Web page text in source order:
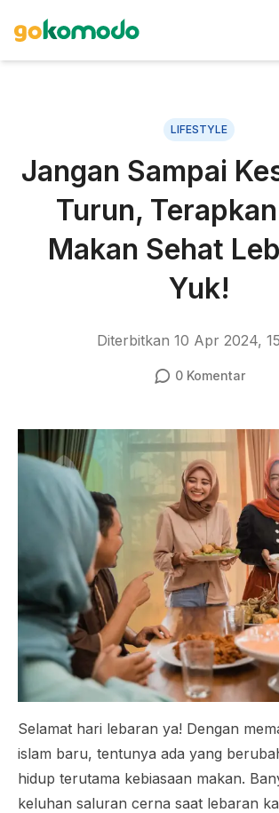
LIFESTYLE
Jangan Sampai
Turun,
Makan Sehat
Yuk!
Diterbitkan 10 Apr 2024,
0Komentar
Selamat hari lebaran ya! Dengan
islam baru, tentunya ada yang
hidup terutama kebiasaan makan.
keluhan saluran cerna saat lebaran